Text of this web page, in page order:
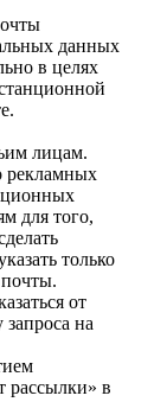
данных
в целях
лицам.
рекламных
для того,
только
от
на
рассылки» в